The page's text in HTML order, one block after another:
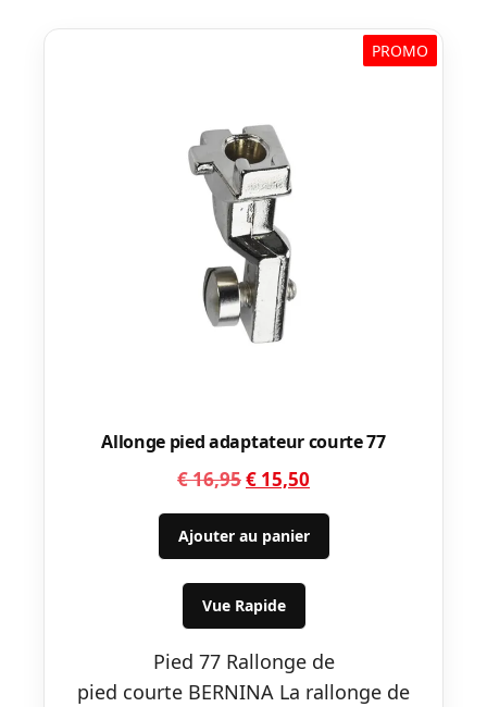
PROMO
Allonge pied adaptateur courte 77
€16,95Le
prix
initial
était :
€ 16,95.
€ 15,50
prix
actuel
est :
Ajouter au panier
Vue Rapide
Pied 77 Rallonge de
pied courte BERNINA La rallonge de